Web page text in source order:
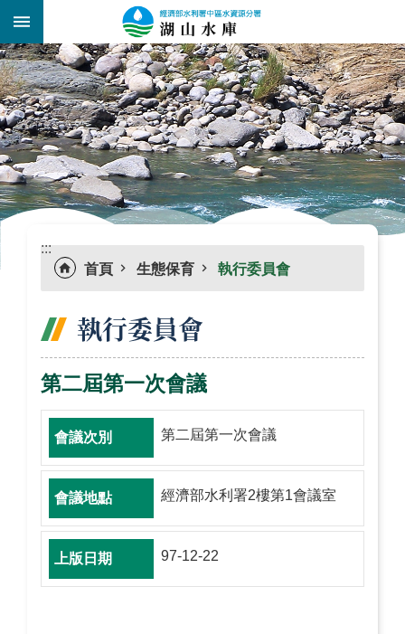
跳到主要內容區塊
::: _
:::
首頁
生態保育 執行委員會
執行委員會
第二屆第一次會議
第二屆第一次會議
經濟部水利署2樓第1會議室
97-12-22